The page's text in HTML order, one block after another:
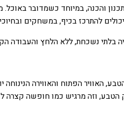
והכנה, במיוחד כשמדובר
להתרכז בכיף, במשחקים
בלתי נשכחת, ללא הלחץ והעבודה
הפתוח והאווירה הנינוחה
וזה מרגיש כמו חופשה קצרה